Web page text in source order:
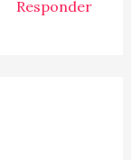
Responder